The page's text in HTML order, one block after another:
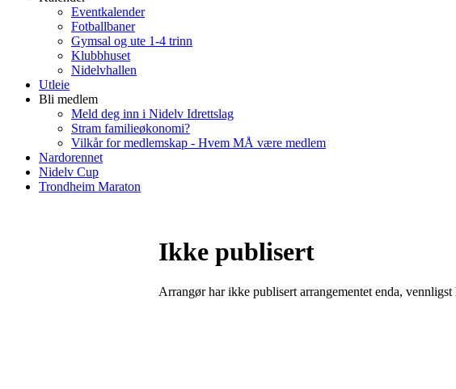
Eventkalender
Fotballbaner
Gymsal og ute 1-4 trinn
Klubbhuset
Nidelvhallen
Utleie
Bli medlem
Meld deg inn i Nidelv Idrettslag
Stram familieøkonomi?
Vilkår for medlemskap - Hvem MÅ være medlem
Nardorennet
Nidelv Cup
Trondheim Maraton
Ikke publisert
Arrangør har ikke publisert arrangementet enda,